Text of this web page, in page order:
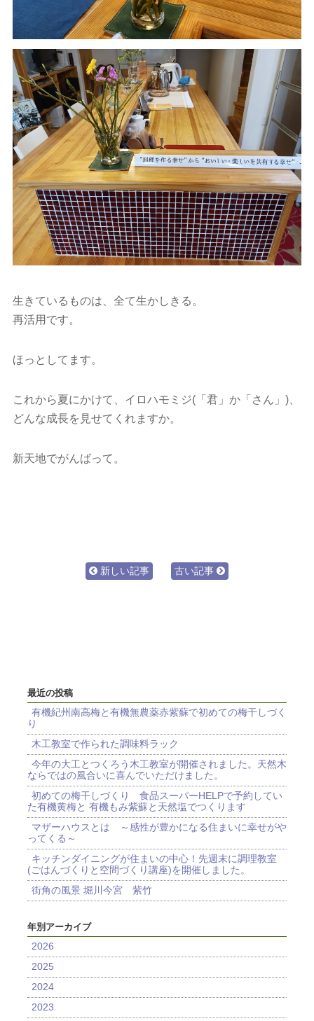
生きているものは、全て生かしきる。
再活用です。
ほっとしてます。
これから夏にかけて、イロハモミジ(「君」か「さん」)、
どんな成長を見せてくれますか。
新天地でがんばって。
新しい記事 古い記事
最近の投稿
有機紀州南高梅と有機無農薬赤紫蘇で初めての梅干しづく
り
木工教室で作られた調味料ラック
今年の大工とつくろう木工教室が開催されました。天然木
ならではの風合いに喜んでいただけました。
初めての梅干しづくり 食品スーパーHELPで予約してい
た有機黄梅と 有機もみ紫蘇と天然塩でつくります
マザーハウスとは ～感性が豊かになる住まいに幸せがや
ってくる～
キッチンダイニングが住まいの中心！先週末に調理教室
(ごはんづくりと空間づくり講座)を開催しました。
街角の風景 堀川今宮 紫竹
年別アーカイブ
2026
2025
2024
2023